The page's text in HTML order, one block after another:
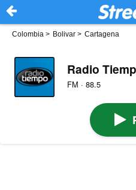
Colombia > Bolivar > Cartagena
Radio
FM · 88.5